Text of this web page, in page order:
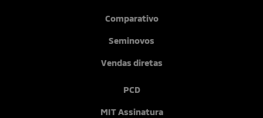
Comparativo
Seminovos
Vendas diretas
PCD
MIT Assinatura